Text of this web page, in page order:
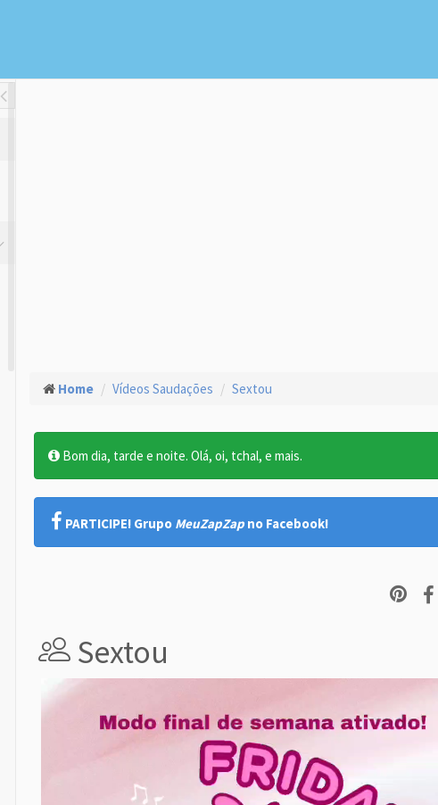
Toggle Fullwidth
Home Vídeos Saudações Sextou
Bom dia, tarde e noite. Olá, oi, tchal, e mais.
PARTICIPE! Grupo MeuZapZap no Facebook!
Sextou